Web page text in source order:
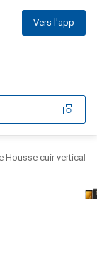
Vers l'app
Housse cuir vertical